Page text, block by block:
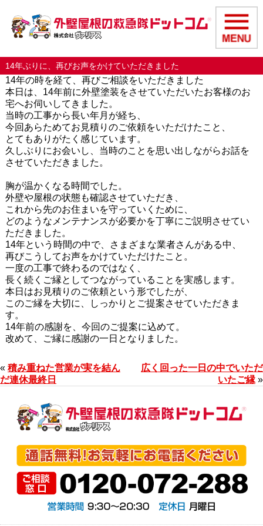
14年ぶりに、再びお声をかけていただきました
14年の時を経て、再びご相談をいただきました
本日は、14年前に外壁塗装をさせていただいたお客様のお
宅へお伺いしてきました。
当時の工事から長い年月が経ち、
今回あらためてお見積りのご依頼をいただけたこと、
とてもありがたく感じています。
久しぶりにお会いし、当時のことを思い出しながらお話を
させていただきました。
胸が温かくなる時間でした。
外壁や屋根の状態も確認させていただき、
これから先のお住まいを守っていくために、
どのようなメンテナンスが必要かを丁寧にご説明させてい
ただきました。
14年という時間の中で、さまざまな業者さんがある中、
再びこうしてお声をかけていただけたこと。
一度の工事で終わるのではなく、
長く続くご縁としてつながっていることを実感します。
本日はお見積りのご依頼という形でしたが、
このご縁を大切に、しっかりとご提案させていただきま
す。
14年前の感謝を、今回のご提案に込めて。
改めて、ご縁に感謝の一日となりました。
« 積み重ねた営業が実を結ん
だ連休最終日
広く回った一日の中でいただ
いたご縁 »